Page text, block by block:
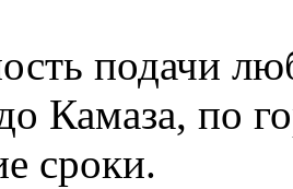
подачи
Камаза, по
сроки.